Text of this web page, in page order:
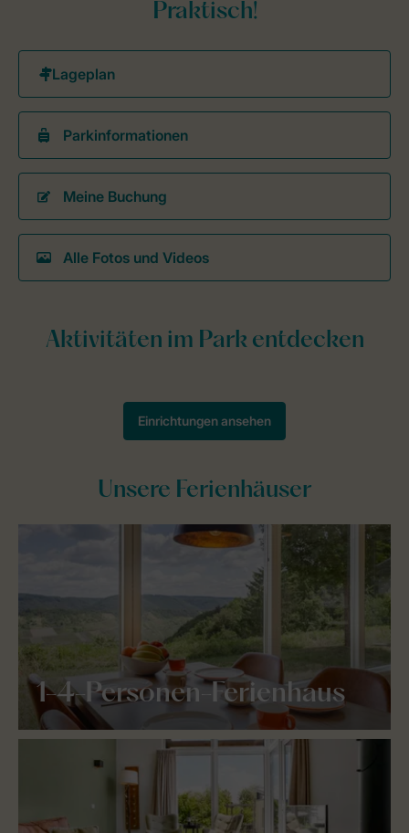
Praktisch!
Parkinformationen
Meine Buchung
Alle Fotos und Videos
Unsere Ferienhäuser
1-4-Personen-Ferienhaus